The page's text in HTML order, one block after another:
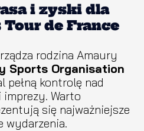
i zyski dla
de France
rodzina Amaury
Sports Organisation
pełną kontrolę nad
Warto
się najważniejsze
wydarzenia.